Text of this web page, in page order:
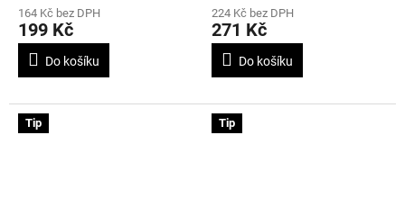
164 Kč bez DPH
199 Kč
Do košíku
224 Kč bez DPH
271 Kč
Do košíku
Tip Tip